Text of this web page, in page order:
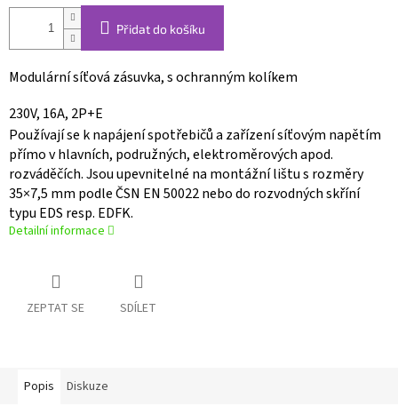
Přidat do košíku
Modulární síťová zásuvka, s ochranným kolíkem
230V, 16A, 2P+E
Používají se k napájení spotřebičů a zařízení síťovým napětím
přímo v hlavních, podružných, elektroměrových apod.
rozváděčích. Jsou upevnitelné na montážní lištu s rozměry
35×7,5 mm podle ČSN EN 50022 nebo do rozvodných skříní
typu EDS resp. EDFK.
Detailní informace
ZEPTAT SE SDÍLET
Popis Diskuze